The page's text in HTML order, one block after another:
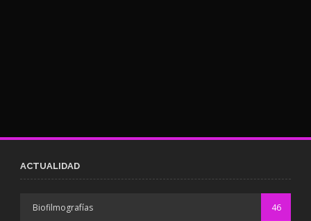
ACTUALIDAD
Biofilmografías 46